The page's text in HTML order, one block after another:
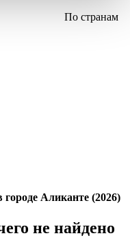
По странам
Аликанте (2026)
не найдено